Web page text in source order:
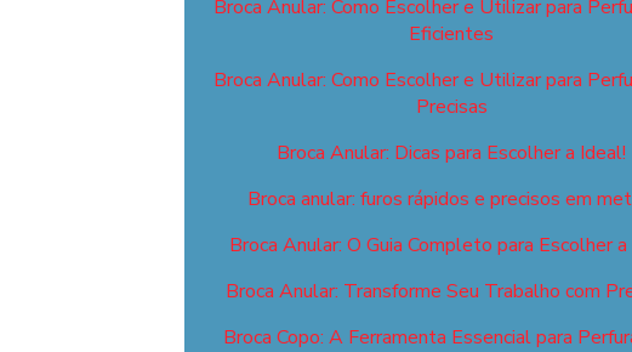
Broca Anular: Como Escolher e Utilizar para
Eficientes
Broca Anular: Como Escolher e Utilizar para
Precisas
Broca Anular: Dicas para Escolher a Ideal!
Broca anular: furos rápidos e precisos em
Broca Anular: O Guia Completo para Escolher
Broca Anular: Transforme Seu Trabalho com
Broca Copo: A Ferramenta Essencial para